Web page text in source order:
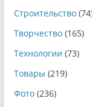
Строительство
Творчество(165)
Технологии (73)
Товары (219)
Фото(236)